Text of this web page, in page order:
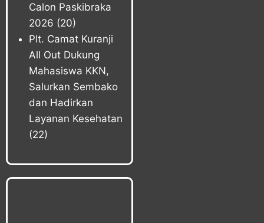
Calon Paskibraka
2026 (20)
Plt. Camat Kuranji
All Out Dukung
Mahasiswa KKN,
Salurkan Sembako
dan Hadirkan
Layanan Kesehatan
(22)